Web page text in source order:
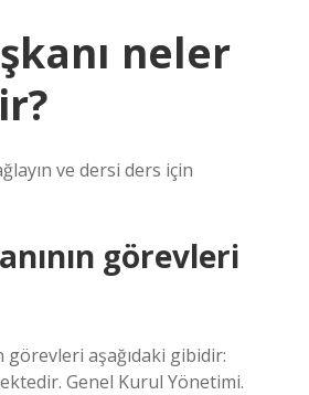
neler
ve dersi ders için
görevleri
görevleri aşağıdaki gibidir:
Genel Kurul Yönetimi.